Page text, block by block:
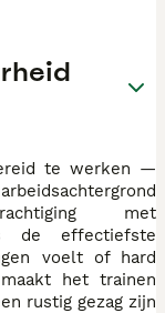
te werken —
met
de effectiefste
voelt of hard
het trainen
rustig gezag zijn